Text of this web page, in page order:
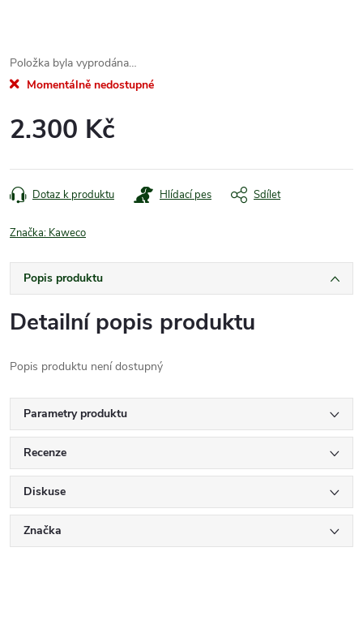
Položka byla vyprodána…
Momentálně nedostupné
2.300 Kč
cena:
Dotaz k produktu Hlídací pes Sdílet
Značka: Kaweco
Popis produktu
Detailní popis produktu
Popis produktu není dostupný
Parametry produktu
Recenze
Diskuse
Značka